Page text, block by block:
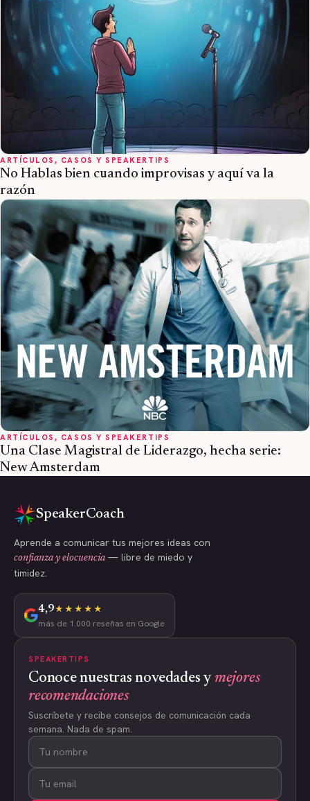
ARTÍCULOS, CASOS Y SPEAKERTIPS
No Hablas bien cuando improvisas y aquí va la
razón
ARTÍCULOS, CASOS Y SPEAKERTIPS
Una Clase Magistral de Liderazgo, hecha serie:
New Amsterdam
SpeakerCoach
Aprende a comunicar tus mejores ideas con
confianza y elocuencia — libre de miedo y
timidez.
4,9★★★★★
más de 1.000 reseñas en Google
SPEAKERTIPS
Conoce nuestras novedades y mejores
recomendaciones
Suscríbete y recibe consejos de comunicación cada
semana. Nada de spam.